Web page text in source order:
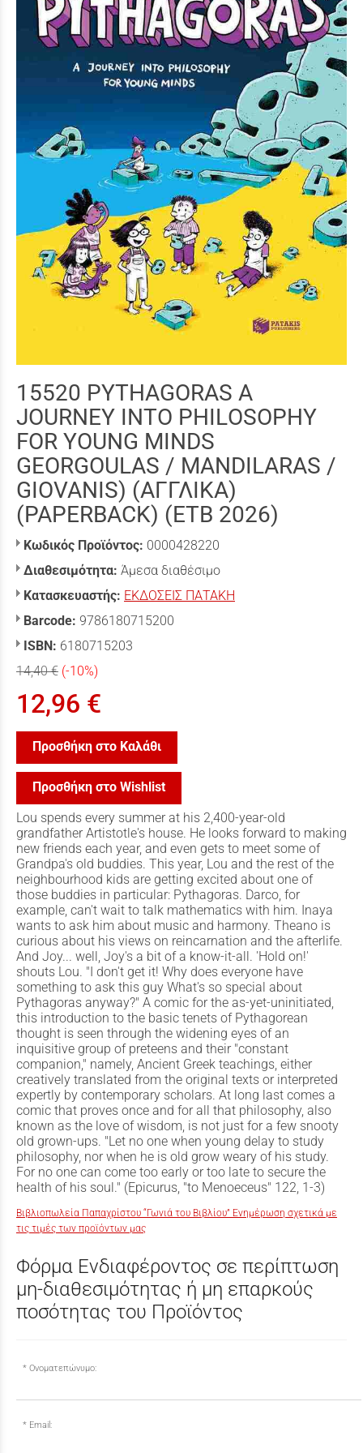
15520 ΡΥΤΗΑGΟRΑS Α
JΟURΝΕΥ ΙΝΤΟ ΡΗΙLΟSΟΡΗΥ
FΟR ΥΟUΝG ΜΙΝDS
GEORGOULAS / MANDILARAS /
GIOVANIS) (ΑΓΓΛΙΚΑ)
(PAPERBACK) (ΕΤΒ 2026)
Κωδικός Προϊόντος: 0000428220
Διαθεσιμότητα: Άμεσα διαθέσιμο
Κατασκευαστής: ΕΚΔΟΣΕΙΣ ΠΑΤΑΚΗ
Barcode: 9786180715200
ISBN: 6180715203
14,40 € (-10%)
12,96 €
Προσθήκη στο Καλάθι
Προσθήκη στο Wishlist
Lou spends every summer at his 2,400-year-old
grandfather Artistotle's house. He looks forward to making
new friends each year, and even gets to meet some of
Grandpa's old buddies. This year, Lou and the rest of the
neighbourhood kids are getting excited about one of
those buddies in particular: Pythagoras. Darco, for
example, can't wait to talk mathematics with him. Inaya
wants to ask him about music and harmony. Theano is
curious about his views on reincarnation and the afterlife.
And Joy... well, Joy's a bit of a know-it-all. 'Hold on!'
shouts Lou. "I don't get it! Why does everyone have
something to ask this guy What's so special about
Pythagoras anyway?" A comic for the as-yet-uninitiated,
this introduction to the basic tenets of Pythagorean
thought is seen through the widening eyes of an
inquisitive group of preteens and their "constant
companion," namely, Ancient Greek teachings, either
creatively translated from the original texts or interpreted
expertly by contemporary scholars. At long last comes a
comic that proves once and for all that philosophy, also
known as the love of wisdom, is not just for a few snooty
old grown-ups. "Let no one when young delay to study
philosophy, nor when he is old grow weary of his study.
For no one can come too early or too late to secure the
health of his soul." (Epicurus, "to Menoeceus" 122, 1-3)
Βιβλιοπωλεία Παπαχρίστου “Γωνιά του Βιβλίου” Ενημέρωση σχετικά με
τις τιμές των προϊόντων μας
Φόρμα Ενδιαφέροντος σε περίπτωση
μη-διαθεσιμότητας ή μη επαρκούς
ποσότητας του Προϊόντος
Ονοματεπώνυμο:
Email: